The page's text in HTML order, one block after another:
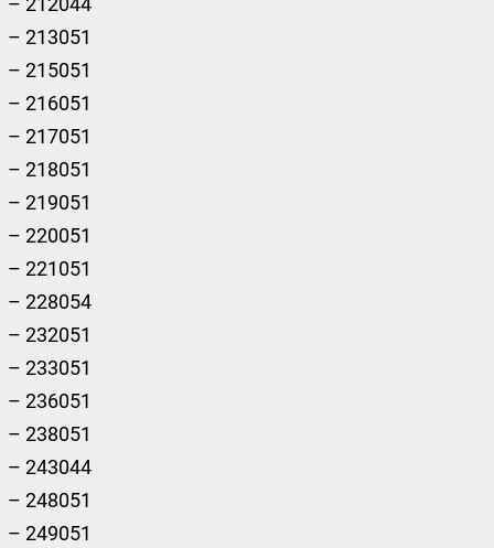
– 213051
– 215051
– 216051
– 217051
– 218051
– 219051
– 220051
– 221051
– 228054
– 232051
– 233051
– 236051
– 238051
– 243044
– 248051
– 249051